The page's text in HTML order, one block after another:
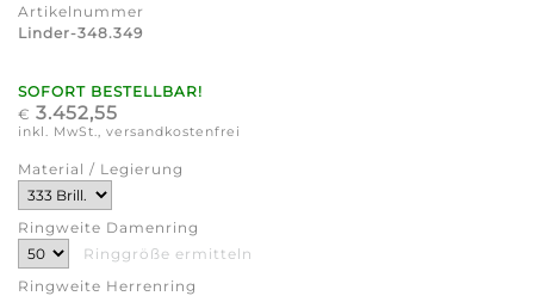
Artikelnummer
Linder-348.349
SOFORT BESTELLBAR!
€ 3.452,55
inkl. MwSt., versandkostenfrei
Material / Legierung
Ringweite Damenring
Ringgröße ermitteln
Ringweite Herrenring